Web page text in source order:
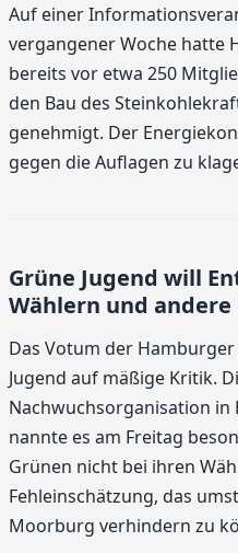
Auf einer
vergangener Woche hatte
bereits vor etwa 250
den Bau des
genehmigt. Der
gegen die Auflagen zu
Grüne Jugend will
Wählern und
Das Votum der
Jugend auf mäßige Kritik.
Nachwuchsorganisation in
nannte es am Freitag
Grünen nicht bei ihren
Fehleinschätzung, das
Moorburg verhindern zu